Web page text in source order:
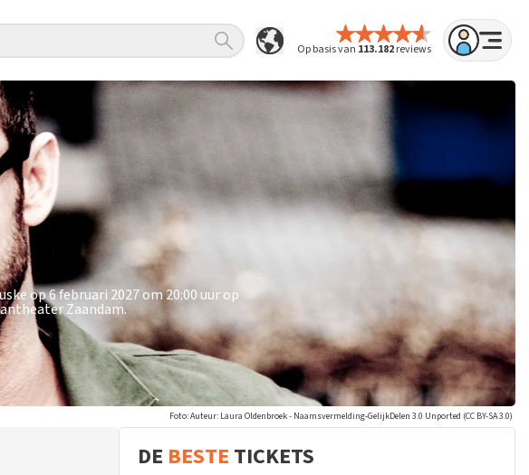
Op basis van 113.182reviews
op 6 februari 2027 om 20:00 uur op
Zaandam.
Foto: Auteur: Laura Oldenbroek - Naamsvermelding-GelijkDelen 3.0 Unported (CC BY-SA 3.0)
DE BESTE TICKETS